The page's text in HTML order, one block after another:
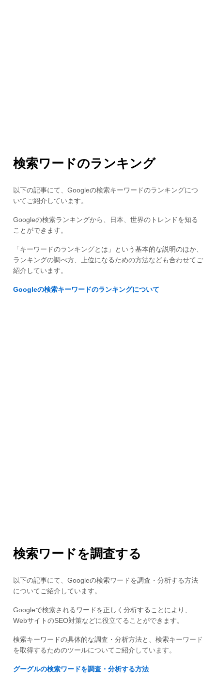
検索ワードのランキング
以下の記事にて、Googleの検索キーワードのランキングにつ
いてご紹介しています。
Googleの検索ランキングから、日本、世界のトレンドを知る
ことができます。
「キーワードのランキングとは」という基本的な説明のほか、
ランキングの調べ方、上位になるための方法なども合わせてご
紹介しています。
Googleの検索キーワードのランキングについて
検索ワードを調査する
以下の記事にて、Googleの検索ワードを調査・分析する方法
についてご紹介しています。
Googleで検索されるワードを正しく分析することにより、
WebサイトのSEO対策などに役立てることができます。
検索キーワードの具体的な調査・分析方法と、検索キーワード
を取得するためのツールについてご紹介しています。
グーグルの検索ワードを調査・分析する方法